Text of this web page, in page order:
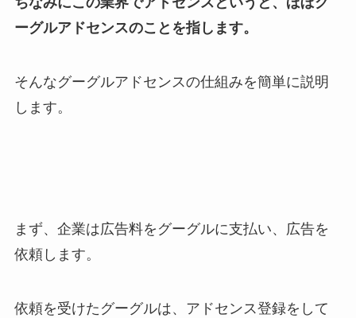
ーグルアドセンスのことを指します。
そんなグーグルアドセンスの仕組みを簡単に説明
します。
まず、企業は広告料をグーグルに支払い、広告を
依頼します。
依頼を受けたグーグルは、アドセンス登録をして